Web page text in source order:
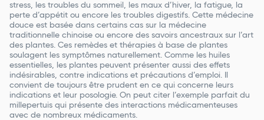
stress, les troubles du sommeil, les maux d’hiver, la fatigue, la
perte d’appétit ou encore les troubles digestifs. Cette médecine
douce est basée dans certains cas sur la médecine
traditionnelle chinoise ou encore des savoirs ancestraux sur l’art
des plantes. Ces remèdes et thérapies à base de plantes
soulagent les symptômes naturellement. Comme les huiles
essentielles, les plantes peuvent présenter aussi des effets
indésirables, contre indications et précautions d’emploi. Il
convient de toujours être prudent en ce qui concerne leurs
indications et leur posologie. On peut citer l’exemple parfait du
millepertuis qui présente des interactions médicamenteuses
avec de nombreux médicaments.